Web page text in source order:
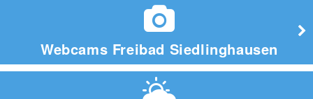
Webcams Freibad Siedlinghausen